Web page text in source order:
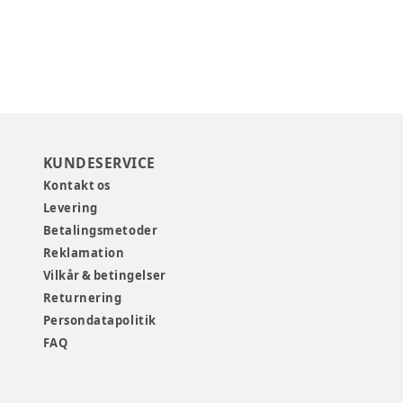
KUNDESERVICE
Kontakt os
Levering
Betalingsmetoder
Reklamation
Vilkår & betingelser
Returnering
Persondatapolitik
FAQ